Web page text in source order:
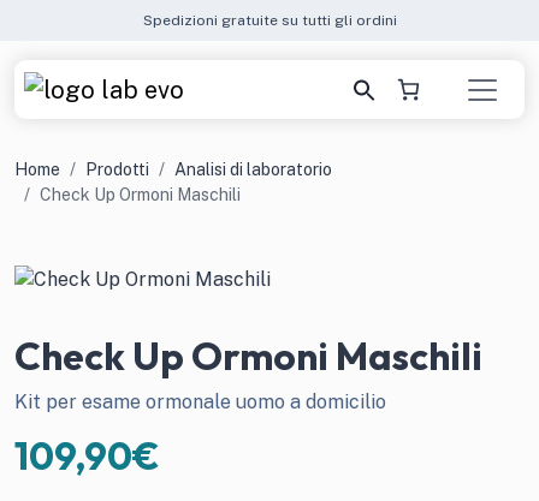
Spedizioni gratuite su tutti gli ordini
Home Prodotti
Analisi di laboratorio
Check Up Ormoni Maschili
Check Up Ormoni Maschili
Kit per esame ormonale uomo a domicilio
109,90€